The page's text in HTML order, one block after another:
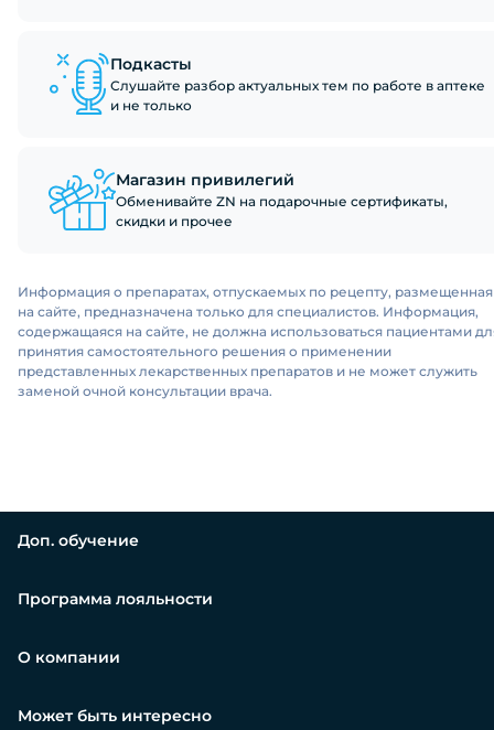
Подкасты
Слушайте разбор актуальных тем по работе в аптеке
и не только
Магазин привилегий
Обменивайте ZN на подарочные сертификаты,
скидки и прочее
Информация о препаратах, отпускаемых по рецепту, размещенная
на сайте, предназначена только для специалистов. Информация,
содержащаяся на сайте, не должна использоваться пациентами
принятия самостоятельного решения о применении
представленных лекарственных препаратов и не может служить
заменой очной консультации врача.
Доп. обучение
Программа лояльности
О компании
Может быть интересно